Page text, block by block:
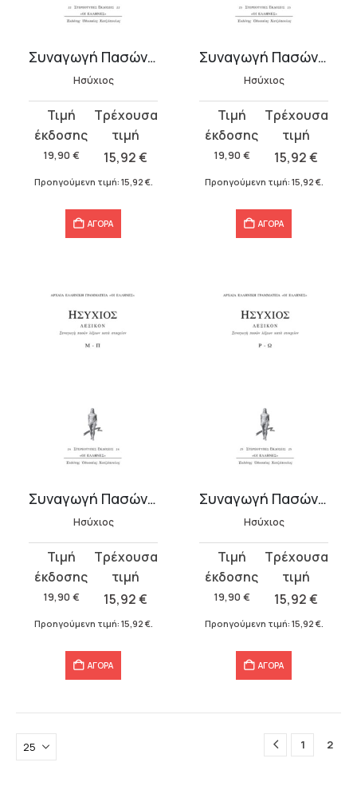
Συναγωγή Πασών Λέξεων Κατά Στοιχείον Γ-Ε
Ησύχιος
19,90 €
Original
price
was:
19,90 €.
15,92€
τρέχουσα
τιμή
Προηγούμενη τιμή: 15,92 €.
ΑΓΟΡΑ
Συναγωγή Πασών Λέξεων Κατά Στοιχείον Ζ-Λ
Ησύχιος
19,90 €
Original
price
was:
19,90 €.
15,92€
τρέχουσα
τιμή
Προηγούμενη τιμή: 15,92 €.
ΑΓΟΡΑ
Συναγωγή Πασών Λέξεων Κατά Στοιχείον Μ-Π
Ησύχιος
19,90 €
Original
price
was:
19,90 €.
15,92€
τρέχουσα
τιμή
είναι:
Προηγούμενη τιμή: 15,92 €.
ΑΓΟΡΑ
Συναγωγή Πασών Λέξεων Κατά Στοιχείον Ρ-Ω
Ησύχιος
19,90 €
Original
price
was:
19,90 €.
15,92€
τρέχουσα
τιμή
είναι:
Προηγούμενη τιμή: 15,92 €.
ΑΓΟΡΑ
1 2